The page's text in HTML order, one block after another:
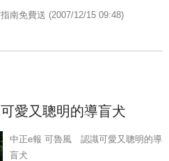
南免費送 (2007/12/15 09:48)
愛又聰明的導盲犬
中正e報 可魯風 認識可愛又聰明的導
盲犬